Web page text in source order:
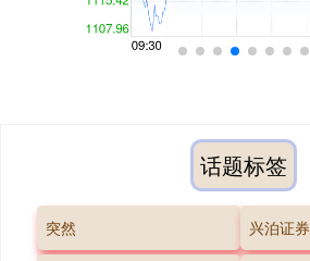
话题标签
突然 兴泊证券